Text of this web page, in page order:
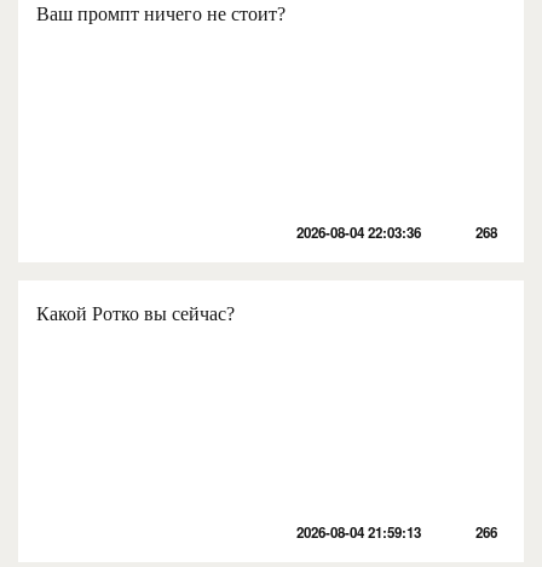
Ваш промпт ничего не стоит?
2026-08-04 22:03:36 268
Какой Ротко вы сейчас?
2026-08-04 21:59:13 266